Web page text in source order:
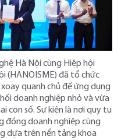
Hà Nội cùng Hiệp hội
(HANOISME) đã tổ chức
quanh chủ đề ứng dụng
doanh nghiệp nhỏ và vừa
con số. Sự kiện là nơi quy tụ
đồng doanh nghiệp cùng
dựa trên nền tảng khoa